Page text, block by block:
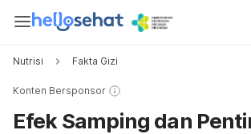
Nutrisi Fakta Gizi
Konten Bersponsor
Efek Samping dan